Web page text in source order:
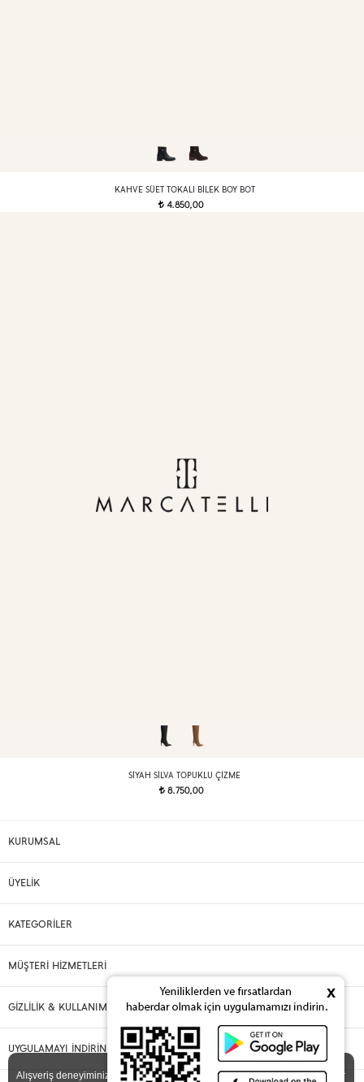
KAHVE SÜET TOKALI BILEK BOY BOT
t 4.850,00
SIYAH SILVA TOPUKLU ÇIZME
t8.750,00
KURUMSAL
ÜYELİK
KATEGORİLER
MÜŞTERİ HİZMETLERİ
GİZLİLİK & KULLANIM
UYGULAMAYI İNDİRİN
Alışveriş deneyiminizi iyileştirmek için yasal düzenlemelere uygun çerezler
x